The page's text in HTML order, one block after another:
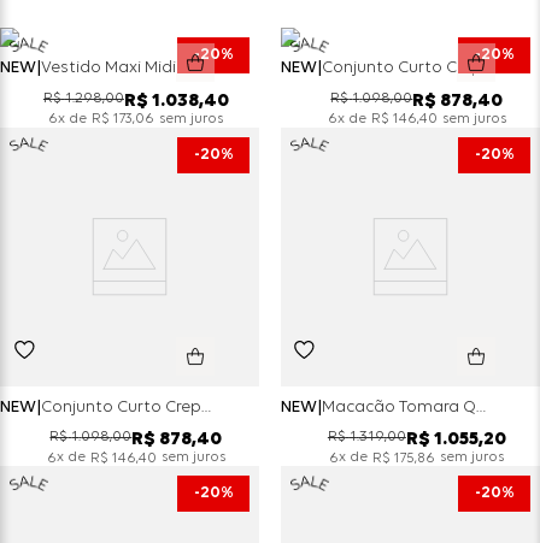
20%
NEW Vestido Maxi Midi Tomara Que Caia Crepe Silver Peplum - Militar
R$ 1.298,00R$ 1 .038,40
6x de R$ 173,06 sem juros
20%
NEW Conjunto Curto Crepe Silver Top Peplum E Short - Choco
R$ 1.098,00R$ 878,40
6x de R$ 146,40 sem juros
20%
NEW Conjunto Curto Crepe Silver Top Peplum E Short - Vanilla
R$ 1.098,00R$ 878,40
6x de R$ 146,40 sem juros
20%
NEW Macacão Tomara Que Caia Crepe Silver Com Cinto Duplo - Choco
R$ 1.319,00R$ 1.055,20
6x de R$ 175,86 sem juros
20% 20%